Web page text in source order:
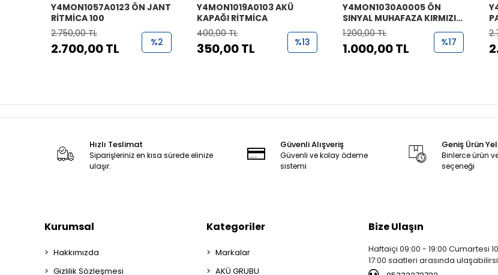
Y4MON1057A0123 ÖN JANT
RİTMİCA 100
2.750,00 TL
2.700,00 TL %2
Y4MON1019A0103 AKÜ
KAPAĞI RİTMİCA
400,00 TL
350,00 TL %13
Y4MON1030A0005 ÖN
SINYAL MUHAFAZA KIRMIZI
RİTMİCA
1.200,00 TL
1.000,00 TL %17
Hızlı Teslimat
Siparişleriniz en kısa sürede elinize
ulaşır.
Güvenli Alışveriş
Güvenli ve kolay ödeme
sistemi
Geniş Ürün
Binlerce ürün
seçeneği
Kurumsal
Hakkımızda
Gizlilik Sözleşmesi
Kategoriler
Markalar
AKÜ GRUBU
Bize Ulaşın
Haftaiçi 09:00 - 19:00 Cumartesi
17:00 saatleri arasında